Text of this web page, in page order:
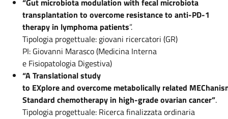
“Gut microbiota modulation with fecal microbiota
transplantation to overcome resistance to anti-PD-1
therapy in lymphoma patients”.
Tipologia progettuale: giovani ricercatori (GR)
PI: Giovanni Marasco (Medicina Interna
e Fisiopatologia Digestiva)
“A Translational study
to EXplore and overcome metabolically related
Standard chemotherapy in high-grade ovarian cancer”.
Tipologia progettuale: Ricerca finalizzata ordinaria